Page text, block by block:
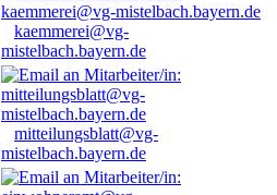
kaemmerei@vg-
mistelbach.bayern.de
mitteilungsblatt@vg-
mistelbach.bayern.de